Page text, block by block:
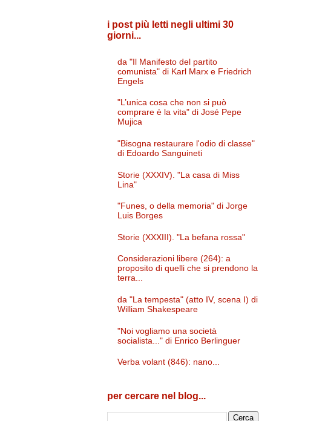
i post più letti negli ultimi 30
giorni...
da "Il Manifesto del partito
comunista" di Karl Marx e Friedrich
Engels
"L’unica cosa che non si può
comprare è la vita" di José Pepe
Mujica
"Bisogna restaurare l'odio di classe"
di Edoardo Sanguineti
Storie (XXXIV). "La casa di Miss
Lina"
"Funes, o della memoria" di Jorge
Luis Borges
Storie (XXXIII). "La befana rossa"
Considerazioni libere (264): a
proposito di quelli che si prendono la
terra...
da "La tempesta" (atto IV, scena I) di
William Shakespeare
"Noi vogliamo una società
socialista..." di Enrico Berlinguer
Verba volant (846): nano...
per cercare nel blog...